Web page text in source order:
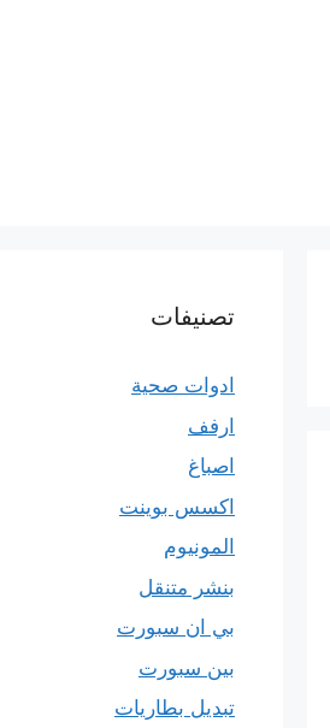
تصنيفات
ادوات صحية
ارفف
اصباغ
اكسس بوينت
المونيوم
بنشر متنقل
بي ان سبورت
بين سبورت
تبديل بطاريات